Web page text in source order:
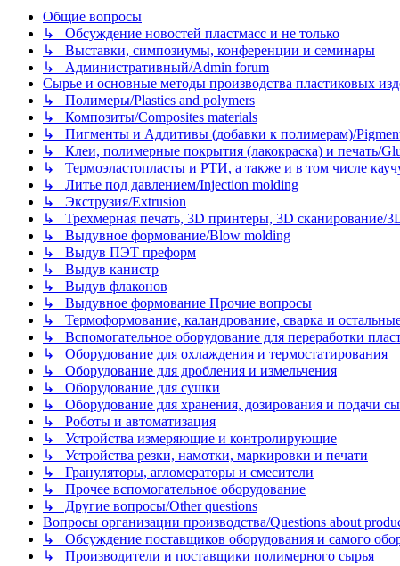
Общие вопросы
↳ Обсуждение новостей пластмасс и не только
↳ Выставки, симпозиумы, конференции и семинары
↳ Административный/Admin forum
Сырье и основные методы производства пластиковых
↳ Полимеры/Plastics and polymers
↳ Композиты/Сomposites materials
↳ Пигменты и Аддитивы (добавки к полимерам)/
↳ Клеи, полимерные покрытия (лакокраска) и печать/
↳ Термоэластопласты и РТИ, а также и в том числе
↳ Литье под давлением/Injection molding
↳ Экструзия/Extrusion
↳ Трехмерная печать, 3D принтеры, 3D сканирование/
↳ Выдувное формование/Blow molding
↳ Выдув ПЭТ преформ
↳ Выдув канистр
↳ Выдув флаконов
↳ Выдувное формование Прочие вопросы
↳ Термоформование, каландрование, сварка и
↳ Вспомогательное оборудование для переработки
↳ Оборудование для охлаждения и термостатирования
↳ Оборудование для дробления и измельчения
↳ Оборудование для сушки
↳ Оборудование для хранения, дозирования и подачи
↳ Роботы и автоматизация
↳ Устройства измеряющие и контролирующие
↳ Устройства резки, намотки, маркировки и печати
↳ Грануляторы, агломераторы и смесители
↳ Прочее вспомогательное оборудование
↳ Другие вопросы/Other questions
Вопросы организации производства/Questions about
↳ Обсуждение поставщиков оборудования и самого
↳ Производители и поставщики полимерного сырья